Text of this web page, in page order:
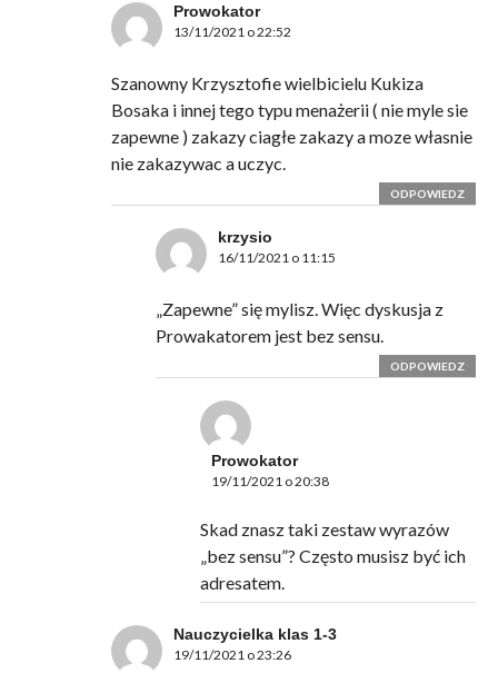
Prowokator
13/11/2021 o 22:52
Szanowny Krzysztofie wielbicielu Kukiza
Bosaka i innej tego typu menażerii ( nie myle sie
zapewne ) zakazy ciagłe zakazy a moze własnie
nie zakazywac a uczyc.
ODPOWIEDZ
krzysio
16/11/2021 o 11:15
„Zapewne” się mylisz. Więc dyskusja z
Prowakatorem jest bez sensu.
ODPOWIEDZ
Prowokator
19/11/2021 o 20:38
Skad znasz taki zestaw wyrazów
„bez sensu”? Często musisz być ich
adresatem.
Nauczycielka klas 1-3
19/11/2021 o 23:26